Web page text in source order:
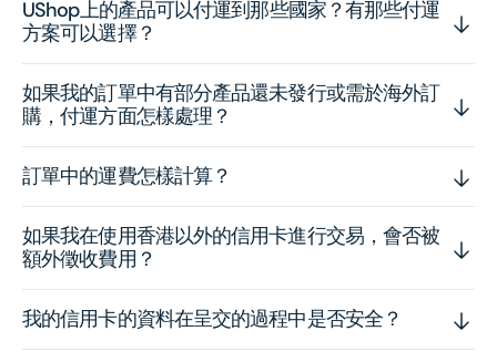
UShop上的產品可以付運到那些國家？有那些付運
方案可以選擇？
如果我的訂單中有部分產品還未發行或需於海外訂
購，付運方面怎樣處理？
訂單中的運費怎樣計算？
如果我在使用香港以外的信用卡進行交易，會否被
額外徵收費用？
我的信用卡的資料在呈交的過程中是否安全？